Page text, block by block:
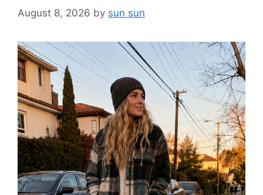
August 8, 2026 by sun sun